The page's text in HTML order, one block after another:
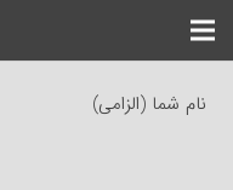
نام شما (الزامی)